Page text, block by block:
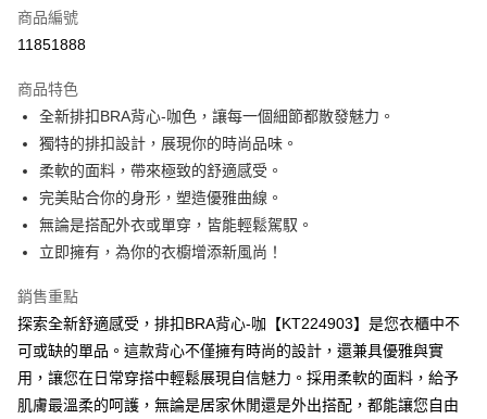
超商取貨付款
Apple Pay
街口支付
Google Pay
大哥付你分期
相關說明
1.本服務由台灣大哥大提供，台灣大哥大用戶可立即使用無須另外申請。
2.付款方式選擇「大哥付你分期」，訂單成立後會自動跳轉到大哥付的交易
流程，驗證手機門號後，選擇欲分期的期數、繳款截止日，確認付款後即完
成交易。
3.實際核准額度、可分期數及費用金額請依後續交易確認頁面所載為準。
4.訂單成立30分鐘內，如未前往確認交易或遇審核未通過，訂單將自動取
AFTEE先享後付
相關說明
【關於「AFTEE先享後付」】
AFTEE先享後付是「在收到商品之後才付款」的支付方式。 讓您購物簡單
便利好安心！
１．簡單：不需註冊會員、不需綁卡、不需儲值。
商品編號
11851888
商品特色
全新排扣BRA背心-咖色，讓每一個細節都散發魅力。
獨特的排扣設計，展現你的時尚品味。
柔軟的面料，帶來極致的舒適感受。
完美貼合你的身形，塑造優雅曲線。
無論是搭配外衣或單穿，皆能輕鬆駕馭。
立即擁有，為你的衣櫥增添新風尚！
銷售重點
探索全新舒適感受，排扣BRA背心-咖【KT224903】是您衣櫃中不
可或缺的單品。這款背心不僅擁有時尚的設計，還兼具優雅與實
用，讓您在日常穿搭中輕鬆展現自信魅力。採用柔軟的面料，給予
肌膚最溫柔的呵護，無論是居家休閒還是外出搭配，都能讓您自由